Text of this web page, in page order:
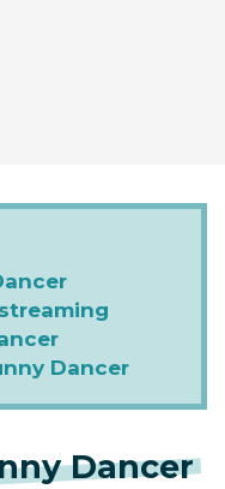
Dancer
Dancer